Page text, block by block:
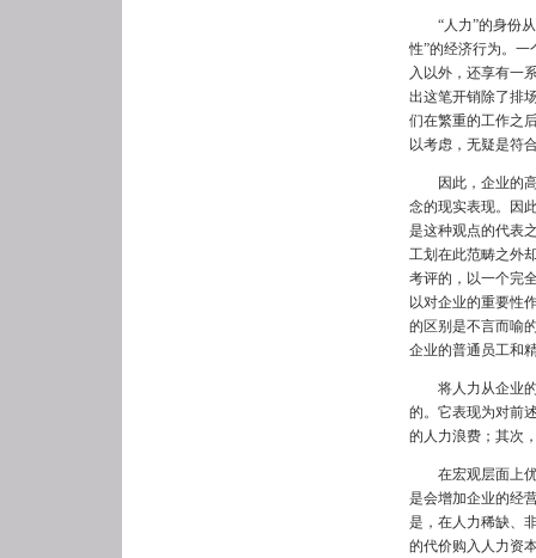
“人力”的身份从“
性”的经济行为。
入以外，还享有一
出这笔开销除了排
们在繁重的工作之
以考虑，无疑是符
因此，企业的高
念的现实表现。因
是这种观点的代表
工划在此范畴之外
考评的，以一个完
以对企业的重要性
的区别是不言而喻
企业的普通员工和
将人力从企业的“
的。它表现为对前
的人力浪费；其次
在宏观层面上优
是会增加企业的经
是，在人力稀缺、
的代价购入人力资